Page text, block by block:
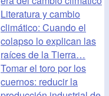
Literatura y cambio
climático: Cuando el
colapso lo explican las
raíces de la Tierra…
Tomar el toro por los
cuernos: reducir la